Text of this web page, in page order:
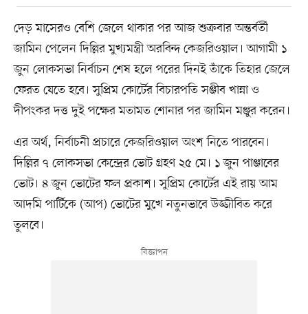
দেড় মাসেরও বেশি জেলে থাকার পর আজ শুক্রবার অন্তর্বর্তী
জামিন পেলেন দিল্লির মুখ্যমন্ত্রী অরবিন্দ কেজরিওয়াল। আগামী ১
জুন লোকসভা নির্বাচন শেষ হলে পরের দিনই তাঁকে তিহার জেলে
ফেরত যেতে হবে। সুপ্রিম কোর্টের বিচারপতি সঞ্জীব খান্না ও
দীপংকর দত্ত দুই পক্ষের মতামত শোনার পর জামিন মঞ্জুর করেন।
এর অর্থ, নির্বাচনী প্রচারে কেজরিওয়াল অংশ নিতে পারবেন।
দিল্লির ৭ লোকসভা কেন্দ্রের ভোট গ্রহণ ২৫ মে। ১ জুন পাঞ্জাবের
ভোট। ৪ জুন ভোটের ফল প্রকাশ। সুপ্রিম কোর্টের এই রায় আম
আদমি পার্টিকে (আপ) ভোটের মুখে নতুনভাবে উজ্জীবিত করে
তুলবে।